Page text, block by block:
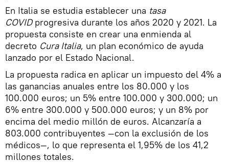
En Italia se estudia establecer una tasa
COVIDprogresiva durante los años 2020 y 2021. La
propuesta consiste en crear una enmienda al
decreto Cura Italia, un plan económico de ayuda
lanzado por el Estado Nacional.
La propuesta radica en aplicar un impuesto del 4% a
las ganancias anuales entre los 80.000 y los
100.000 euros; un 5% entre 100.000 y 300.000; un
6% entre 300.000 y 500.000 euros; y un 8% por
encima del medio millón de euros. Alcanzaría a
803.000 contribuyentes —con la exclusión de los
médicos—, lo que representa el 1,95% de los 41,2
millones totales.